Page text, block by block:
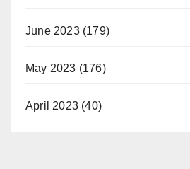
June 2023(179)
May 2023 (176)
April 2023 (40)